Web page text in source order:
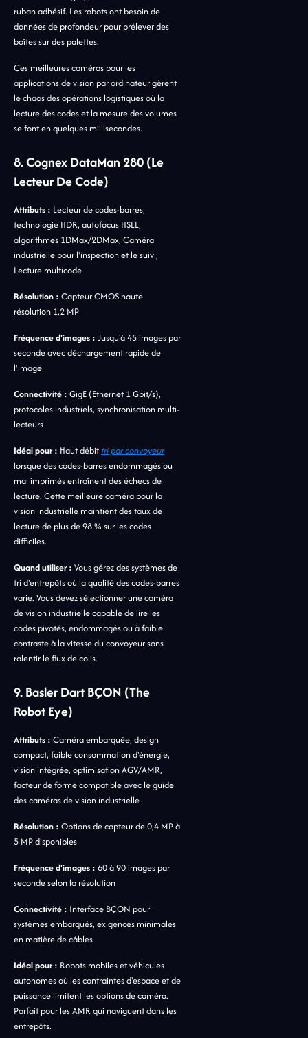
ruban adhésif. Les robots ont besoin de
données de profondeur pour prélever des
boîtes sur des palettes.
Ces meilleures caméras pour les
applications de vision par ordinateur gèrent
le chaos des opérations logistiques où la
lecture des codes et la mesure des volumes
se font en quelques millisecondes.
8. Cognex DataMan 280 (Le
Lecteur De Code)
Attributs : Lecteur de codes-barres,
technologie HDR, autofocus HSLL,
algorithmes 1DMax/2DMax, Caméra
industrielle pour l'inspection et le suivi,
Lecture multicode
Résolution : Capteur CMOS haute
résolution 1,2 MP
Fréquence d'images : Jusqu'à 45 images par
seconde avec déchargement rapide de
l'image
Connectivité : GigE (Ethernet 1 Gbit/s),
protocoles industriels, synchronisation multi-
lecteurs
Idéal pour : Haut débit tri par convoyeur
lorsque des codes-barres endommagés ou
mal imprimés entraînent des échecs de
lecture. Cette meilleure caméra pour la
vision industrielle maintient des taux de
lecture de plus de 98 % sur les codes
difficiles.
Quand utiliser : Vous gérez des systèmes de
tri d'entrepôts où la qualité des codes-barres
varie. Vous devez sélectionner une caméra
de vision industrielle capable de lire les
codes pivotés, endommagés ou à faible
contraste à la vitesse du convoyeur sans
ralentir le flux de colis.
9. Basler Dart BÇON (The
Robot Eye)
Attributs : Caméra embarquée, design
compact, faible consommation d'énergie,
vision intégrée, optimisation AGV/AMR,
facteur de forme compatible avec le guide
des caméras de vision industrielle
Résolution : Options de capteur de 0,4 MP à
5 MP disponibles
Fréquence d'images : 60 à 90 images par
seconde selon la résolution
Connectivité : Interface BÇON pour
systèmes embarqués, exigences minimales
en matière de câbles
Idéal pour : Robots mobiles et véhicules
autonomes où les contraintes d'espace et de
puissance limitent les options de caméra.
Parfait pour les AMR qui naviguent dans les
entrepôts.